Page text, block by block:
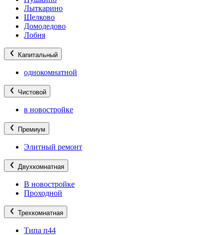
Лыткарино
Щелково
Домодедово
Лобня
Капитальный
однокомнатной
Чистовой
в новостройке
Премиум
Элитный ремонт
Двухкомнатная
В новостройке
Проходной
Трехкомнатная
Типа п44